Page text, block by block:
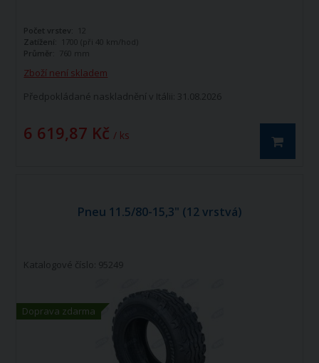
Zboží není skladem
Předpokládané naskladnění v Itálii: 31.08.2026
6 619,87 Kč / ks
Počet vrstev:
12
Zatížení:
1700 (při 40 km/hod)
Průměr:
760 mm
Pneu 11.5/80-15,3" (12 vrstvá)
Doprava zdarma
Katalogové číslo: 95249